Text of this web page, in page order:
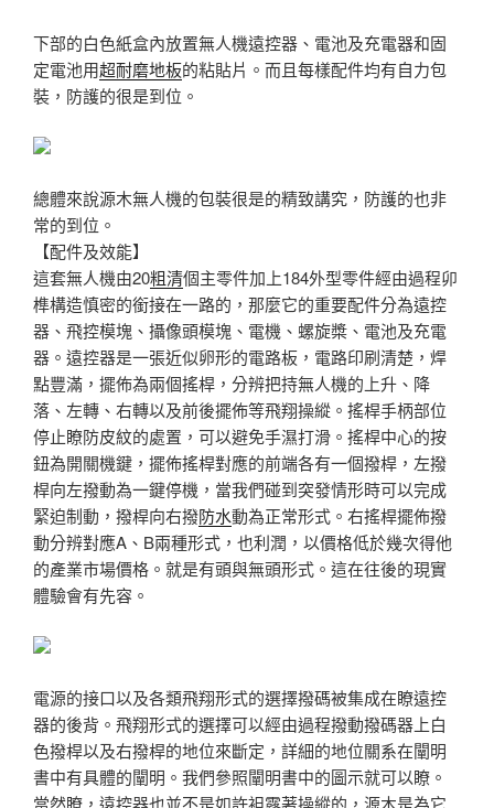
下部的白色紙盒內放置無人機遠控器、電池及充電器和固
定電池用超耐磨地板的粘貼片。而且每樣配件均有自力包
裝，防護的很是到位。
總體來說源木無人機的包裝很是的精致講究，防護的也非
常的到位。
【配件及效能】
這套無人機由20粗清個主零件加上184外型零件經由過程卯
榫構造慎密的銜接在一路的，那麼它的重要配件分為遠控
器、飛控模塊、攝像頭模塊、電機、螺旋槳、電池及充電
器。遠控器是一張近似卵形的電路板，電路印刷清楚，焊
點豐滿，擺佈為兩個搖桿，分辨把持無人機的上升、降
落、左轉、右轉以及前後擺佈等飛翔操縱。搖桿手柄部位
停止瞭防皮紋的處置，可以避免手濕打滑。搖桿中心的按
鈕為開關機鍵，擺佈搖桿對應的前端各有一個撥桿，左撥
桿向左撥動為一鍵停機，當我們碰到突發情形時可以完成
緊迫制動，撥桿向右撥防水動為正常形式。右搖桿擺佈撥
動分辨對應A、B兩種形式，也利潤，以價格低於幾次得他
的產業市場價格。就是有頭與無頭形式。這在往後的現實
體驗會有先容。
電源的接口以及各類飛翔形式的選擇撥碼被集成在瞭遠控
器的後背。飛翔形式的選擇可以經由過程撥動撥碼器上白
色撥桿以及右撥桿的地位來斷定，詳細的地位關系在闡明
書中有具體的闡明。我們參照闡明書中的圖示就可以瞭。
當然瞭，遠控器也並不是如許袒露著操縱的，源木是為它